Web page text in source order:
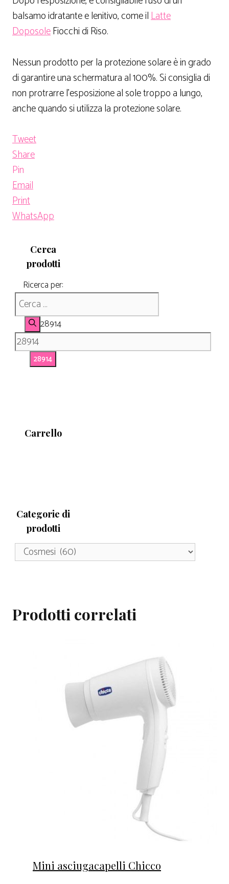
balsamo idratante e lenitivo, come ilLatte
DoposoleFiocchi di Riso.
Nessun prodotto per la protezione solare è in grado
di garantire una schermatura al 100%. Si consiglia di
non protrarre l’esposizione al sole troppo a lungo,
anche quando si utilizza la protezione solare.
Tweet
Share
Pin
Email
Print
WhatsApp
Cerca
prodotti
Ricerca per:
28914
Carrello
Categorie di
prodotti
Prodotti correlati
Mini asciugacapelli Chicco